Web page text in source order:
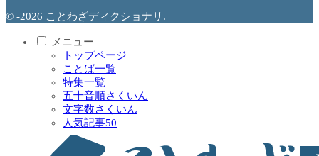
© -2026 ことわざディクショナリ.
メニュー
トップページ
ことば一覧
特集一覧
五十音順さくいん
文字数さくいん
人気記事50